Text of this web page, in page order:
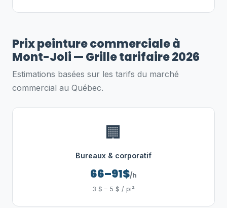
Prix peinture commerciale à
Mont-Joli — Grille tarifaire 2026
Estimations basées sur les tarifs du marché
commercial au Québec.
🏢
Bureaux & corporatif
66–91$/h
3 $ – 5 $ / pi²